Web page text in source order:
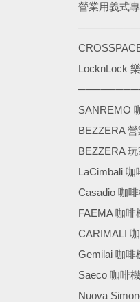
營業用義式
LocknLock
SANREMO
BEZZERA
BEZZERA
LaCimbali 咖
Casadio 咖
FAEMA 咖啡
CARIMALI
Gemilai 咖啡
Saeco 咖啡機
Nuova